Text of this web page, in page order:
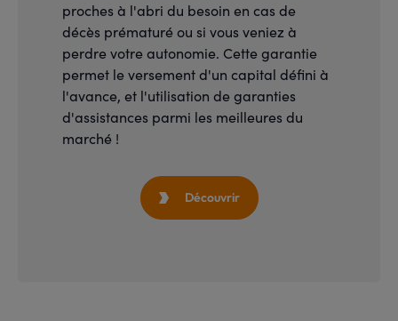
proches à l'abri du besoin en cas de
décès prématuré ou si vous veniez à
perdre votre autonomie. Cette garantie
permet le versement d'un capital défini à
l'avance, et l'utilisation de garanties
d'assistances parmi les meilleures du
marché !
 Découvrir